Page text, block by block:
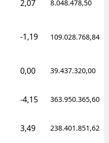
2,07 8.048.478,50
-1,19 109.028.768,84
0,00 39.437.320,00
-4,15 363.950.365,60
3,49 238.401.851,62